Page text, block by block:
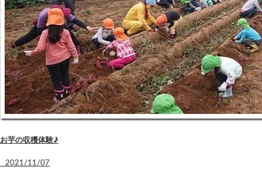
お芋の収穫体験♪
2021/11/07